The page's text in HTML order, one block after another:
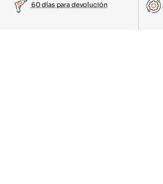
60 días para devolución